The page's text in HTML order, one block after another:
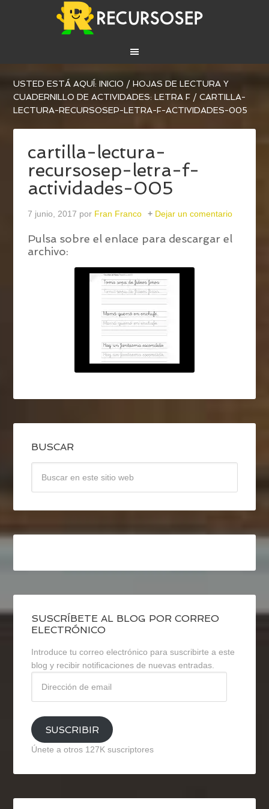
USTED ESTÁ AQUÍ:INICIO / HOJAS DE LECTURA Y
CUADERNILLO DE ACTIVIDADES: LETRA F / CARTILLA-
LECTURA-RECURSOSEP-LETRA-F-ACTIVIDADES-005
cartilla-lectura-
recursosep-letra-f-
actividades-005
7 junio, 2017 por Fran Franco Dejar un comentario
Pulsa sobre el enlace para descargar el
archivo:
BUSCAR
SUSCRÍBETE AL BLOG POR CORREO
ELECTRÓNICO
Introduce tu correo electrónico para suscribirte a este
blog y recibir notificaciones de nuevas entradas.
email
SUSCRIBIR
Únete a otros 127K suscriptores